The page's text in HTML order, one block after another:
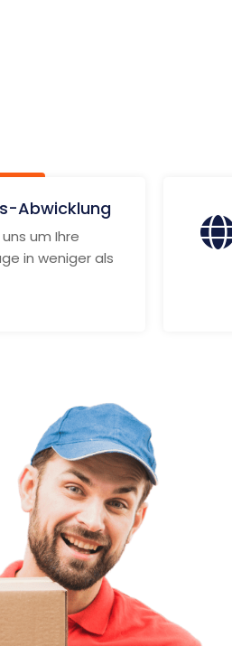
Abwicklung
um Ihre
in weniger als